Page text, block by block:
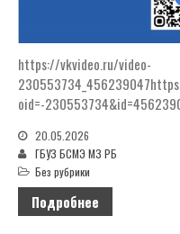
https://vkvideo.ru/video-
oid=-
20.05.2026
ГБУЗ БСМЭ МЗ РБ
Без рубрики
Подробнее